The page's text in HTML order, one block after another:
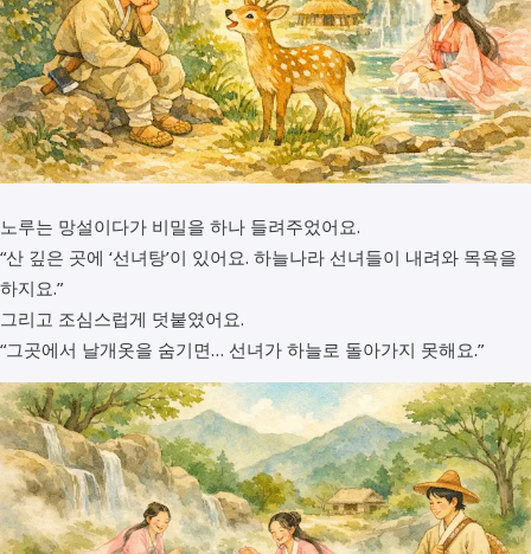
노루는 망설이다가 비밀을 하나 들려주었어요.
“산 깊은 곳에 ‘선녀탕’이 있어요. 하늘나라 선녀들이 내려와 목욕을
하지요.”
그리고 조심스럽게 덧붙였어요.
“그곳에서 날개옷을 숨기면… 선녀가 하늘로 돌아가지 못해요.”